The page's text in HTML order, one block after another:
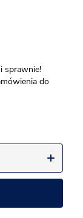
sprawnie!
do